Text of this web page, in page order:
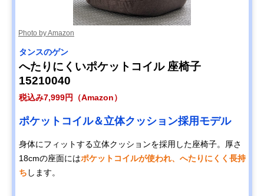
Photo by Amazon
タンスのゲン
へたりにくいポケットコイル 座椅子
15210040
税込み7,999円（Amazon）
ポケットコイル＆立体クッション採用モデル
身体にフィットする立体クッションを採用した座椅子。厚さ
18cmの座面にはポケットコイルが使われ、へたりにくく長持
ち します。